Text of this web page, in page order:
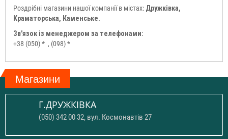
Роздрібні магазини нашої компанії в містах: Дружківка,
Краматорська, Каменське.
Зв'язок із менеджером за телефонами:
+38 (050) * , (098) *
Магазини
Г.ДРУЖКІВКА
(050) 342 00 32, вул. Космонавтів 27